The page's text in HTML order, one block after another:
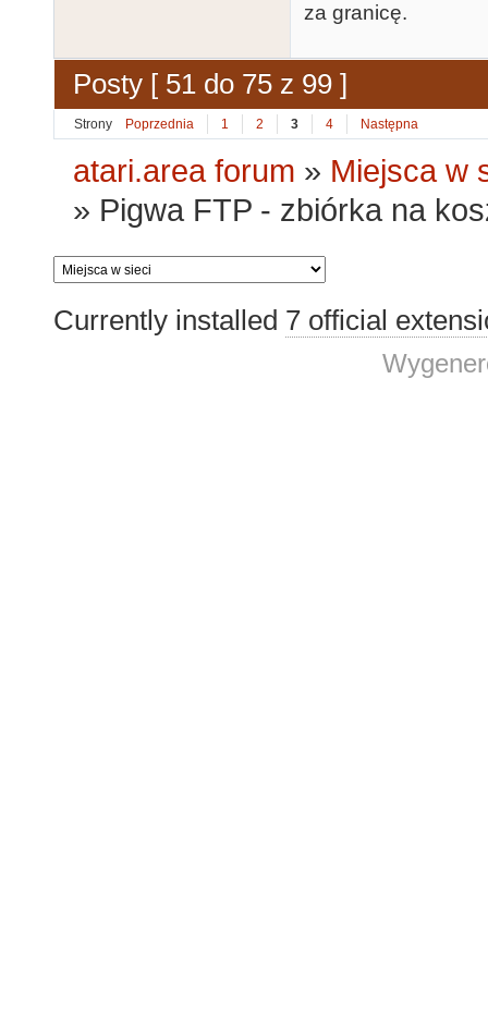
za granicę.
Posty [ 51 do 75 z 99 ]
Strony Poprzednia 1 2 3 4 Następna
atari.area forum » Miejsca w
» Pigwa FTP - zbiórka na
Currently installed 7 official